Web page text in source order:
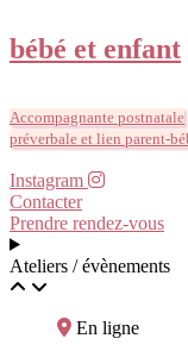
bébé et enfant
Accompagnante postnatale
préverbale et lien parent-
Instagram
Contacter
Prendre rendez-vous
Ateliers / évènements
En ligne